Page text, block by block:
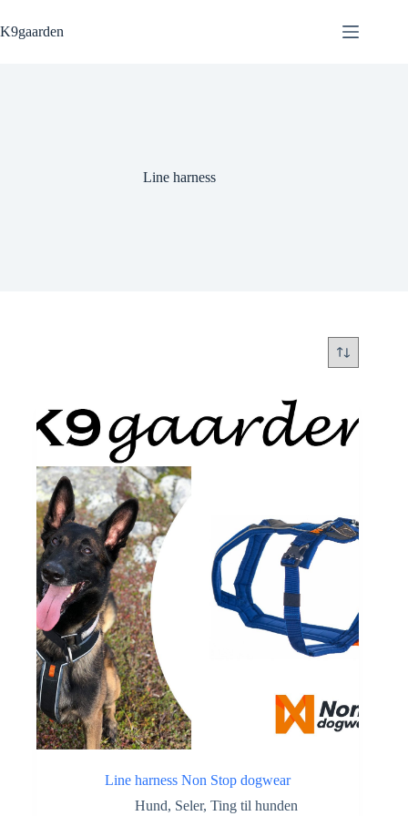
til
indhold
K9gaarden
Line harness
Line harness Non Stop dogwear
Hund, Seler, Ting til hunden